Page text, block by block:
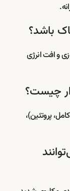
و افت انرژی
پروتئین)،